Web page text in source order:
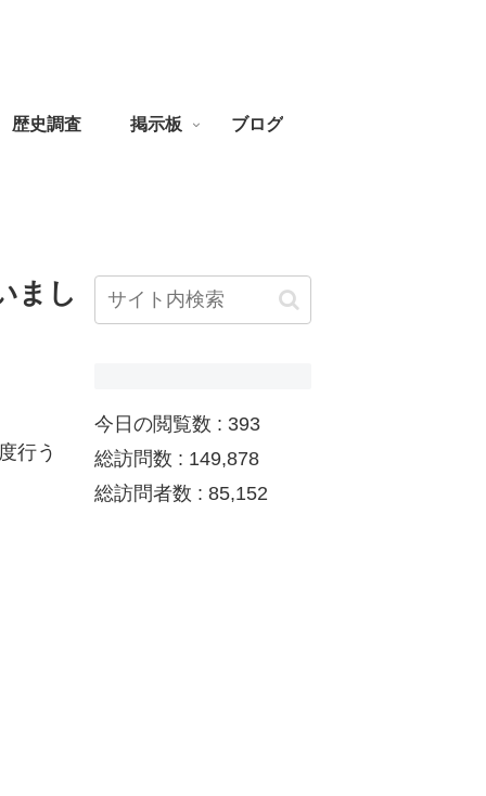
歴史調査 掲示板 ブログ
まし
行う
今日の閲覧数 : 393
総訪問数 : 149,878
総訪問者数 : 85,152